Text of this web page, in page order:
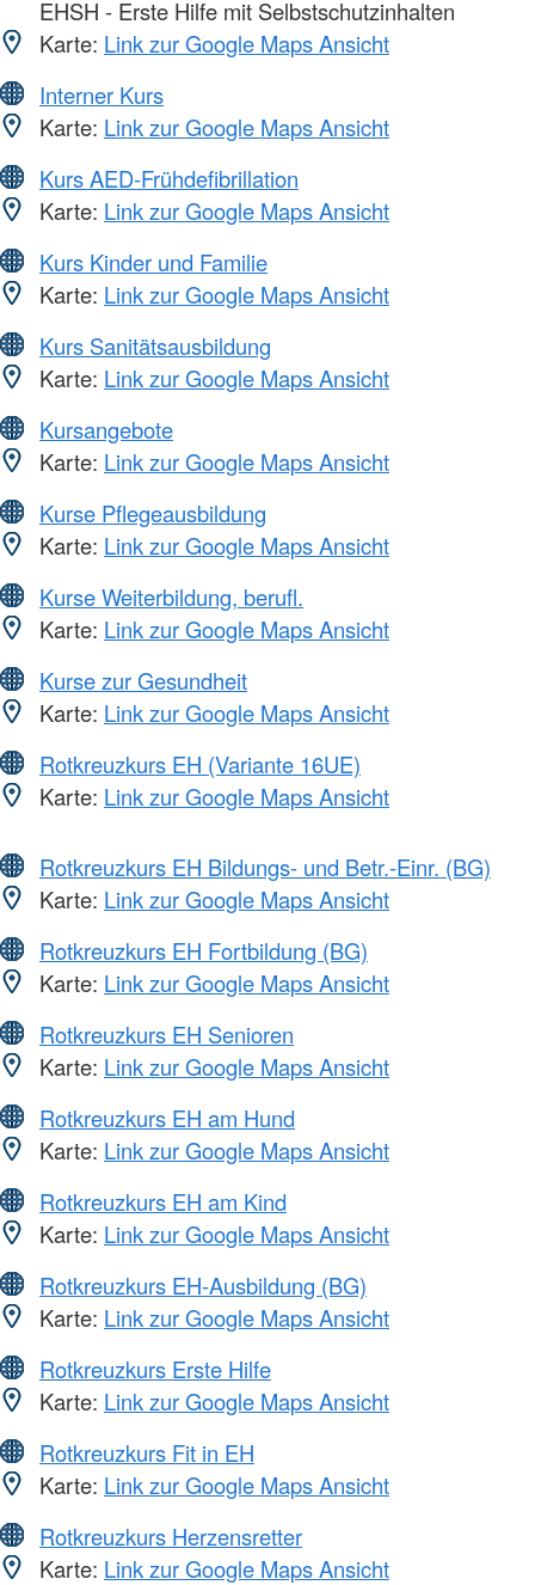
EHSH - Erste Hilfe mit Selbstschutzinhalten
Karte: Link zur Google Maps Ansicht
Interner Kurs
Karte: Link zur Google Maps Ansicht
Kurs AED-Frühdefibrillation
Karte: Link zur Google Maps Ansicht
Kurs Kinder und Familie
Karte: Link zur Google Maps Ansicht
Kurs Sanitätsausbildung
Karte: Link zur Google Maps Ansicht
Kursangebote
Karte: Link zur Google Maps Ansicht
Kurse Pflegeausbildung
Karte: Link zur Google Maps Ansicht
Kurse Weiterbildung, berufl.
Karte: Link zur Google Maps Ansicht
Kurse zur Gesundheit
Karte: Link zur Google Maps Ansicht
Rotkreuzkurs EH (Variante 16UE)
Karte: Link zur Google Maps Ansicht
Rotkreuzkurs EH Bildungs- und Betr.-Einr. (BG)
Karte: Link zur Google Maps Ansicht
Rotkreuzkurs EH Fortbildung (BG)
Karte: Link zur Google Maps Ansicht
Rotkreuzkurs EH Senioren
Karte: Link zur Google Maps Ansicht
Rotkreuzkurs EH am Hund
Karte: Link zur Google Maps Ansicht
Rotkreuzkurs EH am Kind
Karte: Link zur Google Maps Ansicht
Rotkreuzkurs EH-Ausbildung (BG)
Karte: Link zur Google Maps Ansicht
Rotkreuzkurs Erste Hilfe
Karte: Link zur Google Maps Ansicht
Rotkreuzkurs Fit in EH
Karte: Link zur Google Maps Ansicht
Rotkreuzkurs Herzensretter
Karte: Link zur Google Maps Ansicht